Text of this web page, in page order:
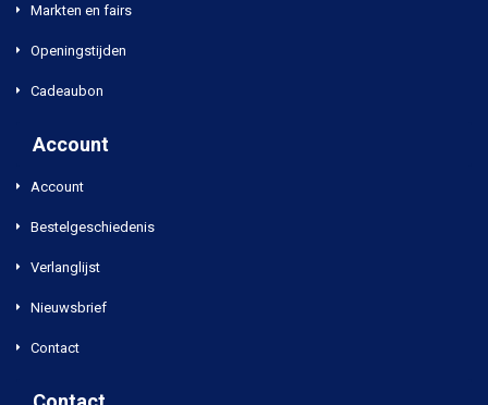
Markten en fairs
Openingstijden
Cadeaubon
Account
Account
Bestelgeschiedenis
Verlanglijst
Nieuwsbrief
Contact